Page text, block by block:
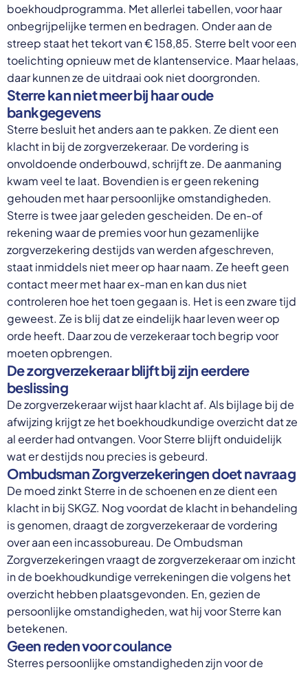
boekhoudprogramma. Met allerlei tabellen, voor haar
onbegrijpelijke termen en bedragen. Onder aan de
streep staat het tekort van € 158,85. Sterre belt voor een
toelichting opnieuw met de klantenservice. Maar helaas,
daar kunnen ze de uitdraai ook niet doorgronden.
Sterre kan niet meer bij haar oude
bankgegevens
Sterre besluit het anders aan te pakken. Ze dient een
klacht in bij de zorgverzekeraar. De vordering is
onvoldoende onderbouwd, schrijft ze. De aanmaning
kwam veel te laat. Bovendien is er geen rekening
gehouden met haar persoonlijke omstandigheden.
Sterre is twee jaar geleden gescheiden. De en-of
rekening waar de premies voor hun gezamenlijke
zorgverzekering destijds van werden afgeschreven,
staat inmiddels niet meer op haar naam. Ze heeft geen
contact meer met haar ex-man en kan dus niet
controleren hoe het toen gegaan is. Het is een zware tijd
geweest. Ze is blij dat ze eindelijk haar leven weer op
orde heeft. Daar zou de verzekeraar toch begrip voor
moeten opbrengen.
De zorgverzekeraar blijft bij zijn eerdere
beslissing
De zorgverzekeraar wijst haar klacht af. Als bijlage bij de
afwijzing krijgt ze het boekhoudkundige overzicht dat ze
al eerder had ontvangen. Voor Sterre blijft onduidelijk
wat er destijds nou precies is gebeurd.
Ombudsman Zorgverzekeringen doet navraag
De moed zinkt Sterre in de schoenen en ze dient een
klacht in bij SKGZ. Nog voordat de klacht in behandeling
is genomen, draagt de zorgverzekeraar de vordering
over aan een incassobureau. De Ombudsman
Zorgverzekeringen vraagt de zorgverzekeraar om inzicht
in de boekhoudkundige verrekeningen die volgens het
overzicht hebben plaatsgevonden. En, gezien de
persoonlijke omstandigheden, wat hij voor Sterre kan
betekenen.
Geen reden voor coulance
Sterres persoonlijke omstandigheden zijn voor de